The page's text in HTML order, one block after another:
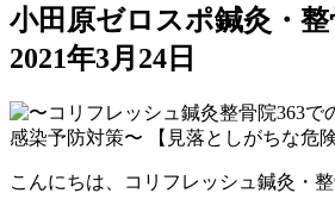
小田原ゼロスポ鍼灸・
2021年3月24日
こんにちは、コリフレッシュ鍼灸・整